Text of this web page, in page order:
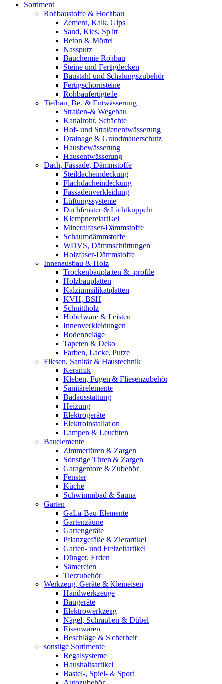
Sortiment
Rohbaustoffe & Hochbau
Zement, Kalk, Gips
Sand, Kies, Splitt
Beton & Mörtel
Nassputz
Bauchemie Rohbau
Steine und Fertigdecken
Baustahl und Schalungszubehör
Fertigschornsteine
Rohbaufertigteile
Tiefbau, Be- & Entwässerung
Straßen-& Wegebau
Kanalrohr, Schächte
Hof- und Straßenentwässerung
Drainage & Grundmauerschutz
Hausbewässerung
Hausentwässerung
Dach, Fassade, Dämmstoffe
Steildacheindeckung
Flachdacheindeckung
Fassadenverkleidung
Lüftungssysteme
Dachfenster & Lichtkuppeln
Klempnereiartikel
Mineralfaser-Dämmstoffe
Schaumdämmstoffe
WDVS, Dämmschüttungen
Holzfaser-Dämmstoffe
Innenausbau & Holz
Trockenbauplatten & -profile
Holzbauplatten
Kalziumsilikatplatten
KVH, BSH
Schnittholz
Hobelware & Leisten
Innenverkleidungen
Bodenbeläge
Tapeten & Deko
Farben, Lacke, Putze
Fliesen, Sanitär & Haustechnik
Keramik
Kleben, Fugen & Fliesenzubehör
Sanitärelemente
Badausstattung
Heizung
Elektrogeräte
Elektroinstallation
Lampen & Leuchten
Bauelemente
Zimmertüren & Zargen
Sonstige Türen & Zargen
Garagentore & Zubehör
Fenster
Küche
Schwimmbad & Sauna
Garten
GaLa-Bau-Elemente
Gartenzäune
Gartengeräte
Pflanzgefäße & Zierartikel
Garten- und Freizeitartikel
Dünger, Erden
Sämereien
Tierzubehör
Werkzeug, Geräte & Kleineisen
Handwerkzeuge
Baugeräte
Elektrowerkzeug
Nägel, Schrauben & Dübel
Eisenwaren
Beschläge & Sicherheit
sonstige Sortimente
Regalsysteme
Haushaltsartikel
Bastel-, Spiel- & Sport
Autozubehör